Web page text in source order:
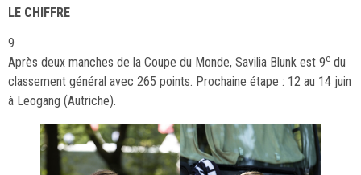
LE CHIFFRE
9
Après deux manches de la Coupe du Monde, Savilia Blunk est 9e du
classement général avec 265 points. Prochaine étape : 12 au 14 juin
à Leogang (Autriche).